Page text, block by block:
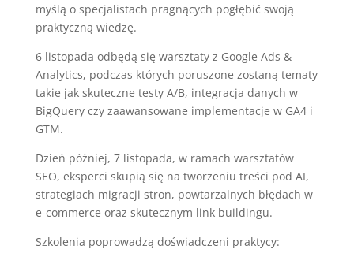
myślą o specjalistach pragnących pogłębić swoją
praktyczną wiedzę.
6 listopada odbędą się warsztaty z Google Ads &
Analytics, podczas których poruszone zostaną tematy
takie jak skuteczne testy A/B, integracja danych w
BigQuery czy zaawansowane implementacje w GA4 i
GTM.
Dzień później, 7 listopada, w ramach warsztatów
SEO, eksperci skupią się na tworzeniu treści pod AI,
strategiach migracji stron, powtarzalnych błędach w
e-commerce oraz skutecznym link buildingu.
Szkolenia poprowadzą doświadczeni praktycy: